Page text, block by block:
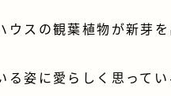
ウスの観葉植物が新芽
る姿に愛らしく思って